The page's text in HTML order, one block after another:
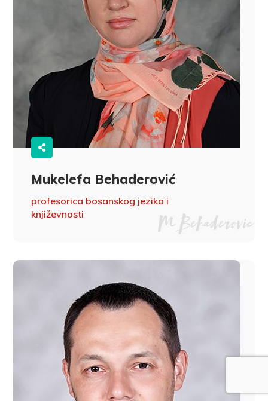
Mukelefa Behaderović
profesorica bosanskog jezika i
književnosti